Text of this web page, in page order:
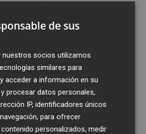
Marruecos, el primer destino
celebra la Semana de la Juventud
actividades
1.338 € netos al mes, el salario
comprar una vivienda en Castellón
de sus
nuestros socios utilizamos
similares para
acceder a información en su
procesar datos personales,
IP, identificadores únicos
para ofrecer
personalizados, medir